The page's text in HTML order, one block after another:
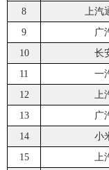
8
上汽
9
广
10
长
11
一
12
上
13
广
14
小
15
上